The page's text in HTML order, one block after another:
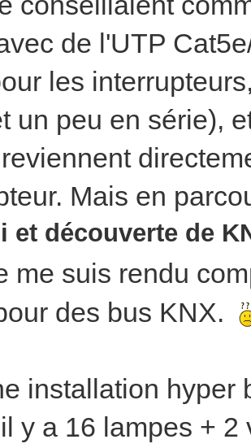
de l'UTP
les
un peu en série),
Mais en
et découverte de
me suis rendu
des bus KNX.
installation hyper
y a 16 lampes +